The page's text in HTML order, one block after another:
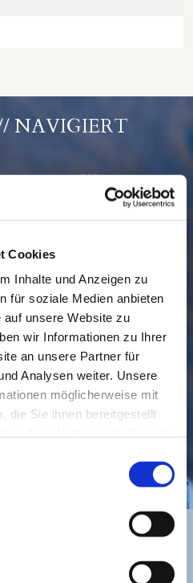
Cookies
Inhalte und Anzeigen zu
für soziale Medien anbieten
unsere Website zu
wir Informationen zu Ihrer
an unsere Partner für
Analysen weiter. Unsere
möglicherweise mit
die Sie ihnen bereitgestellt
NAVIGIERT
BESUCHEN